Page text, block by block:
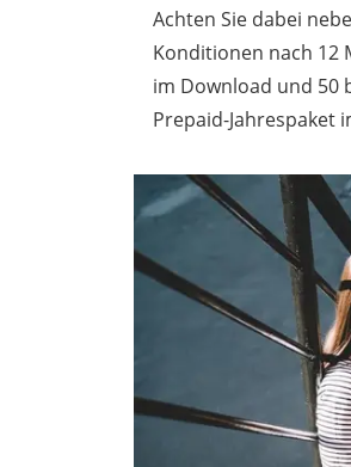
Achten Sie dabei
Konditionen nach 12
im Download und 50
Prepaid-Jahrespaket